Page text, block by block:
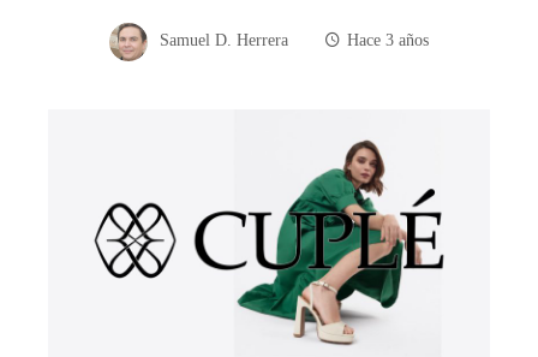
Samuel D. Herrera Hace 3 años